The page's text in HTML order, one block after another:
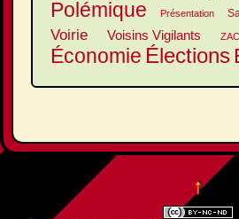
Polémique Présentation
Voirie Voisins Vigilants ZAC
Économie Élections
↑